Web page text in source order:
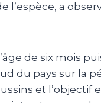
l’espèce, a
de six mois
du pays sur la
et